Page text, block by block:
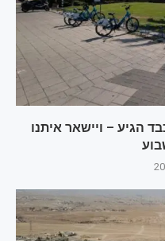
הגיע – ויישאר איתנו